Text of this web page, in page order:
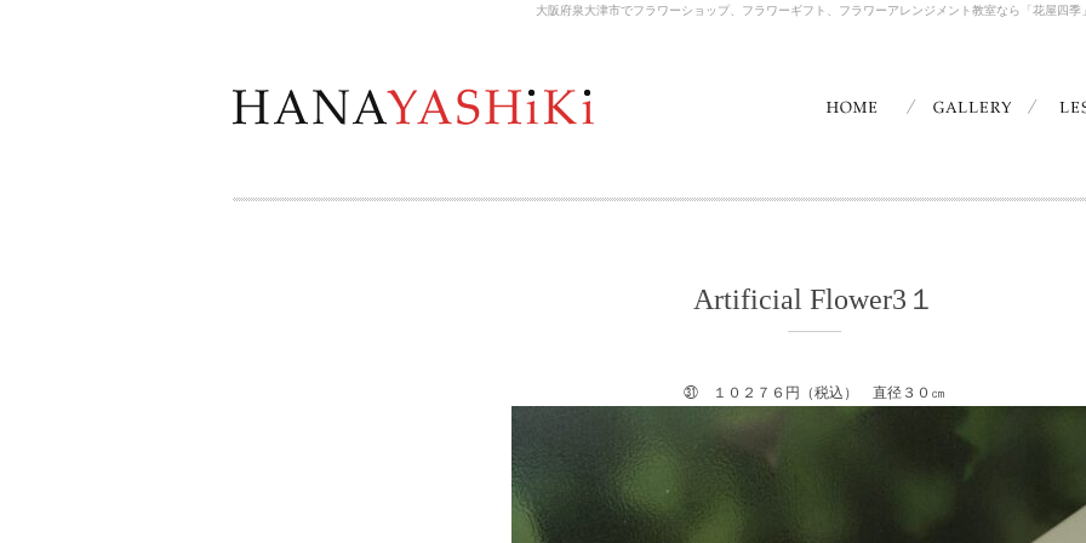
大阪府泉大津市でフラワーショップ、フラワーギフト、フラワーアレンジメント教室なら「花屋四季
Artificial Flower3１
㉛ １０２７６円（税込） 直径３０㎝